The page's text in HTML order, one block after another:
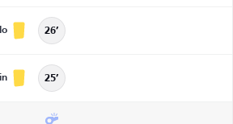
26’
25’